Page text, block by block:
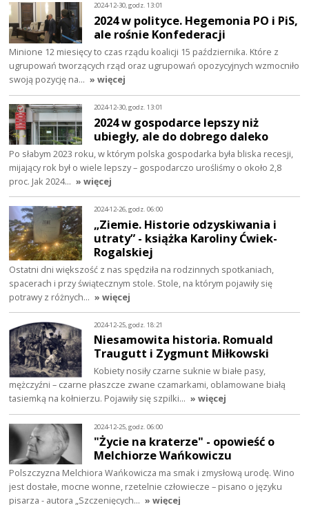
2024-12-30, godz. 13:01
2024 w polityce. Hegemonia PO i PiS,
ale rośnie Konfederacji
Minione 12 miesięcy to czas rządu koalicji 15 października. Które z
ugrupowań tworzących rząd oraz ugrupowań opozycyjnych wzmocniło
swoją pozycję na… » więcej
2024-12-30, godz. 13:01
2024 w gospodarce lepszy niż
ubiegły, ale do dobrego daleko
Po słabym 2023 roku, w którym polska gospodarka była bliska recesji,
mijający rok był o wiele lepszy – gospodarczo urośliśmy o około 2,8
proc. Jak 2024… » więcej
2024-12-26, godz. 06:00
„Ziemie. Historie odzyskiwania i
utraty” - książka Karoliny Ćwiek-
Rogalskiej
Ostatni dni większość z nas spędziła na rodzinnych spotkaniach,
spacerach i przy świątecznym stole. Stole, na którym pojawiły się
potrawy z różnych… » więcej
2024-12-25, godz. 18:21
Niesamowita historia. Romuald
Traugutt i Zygmunt Miłkowski
Kobiety nosiły czarne suknie w białe pasy,
mężczyźni – czarne płaszcze zwane czamarkami, oblamowane białą
tasiemką na kołnierzu. Pojawiły się szpilki… » więcej
2024-12-25, godz. 06:00
"Życie na kraterze" - opowieść o
Melchiorze Wańkowiczu
Polszczyzna Melchiora Wańkowicza ma smak i zmysłową urodę. Wino
jest dostałe, mocne wonne, rzetelnie człowiecze – pisano o języku
pisarza - autora „Szczenięcych… » więcej